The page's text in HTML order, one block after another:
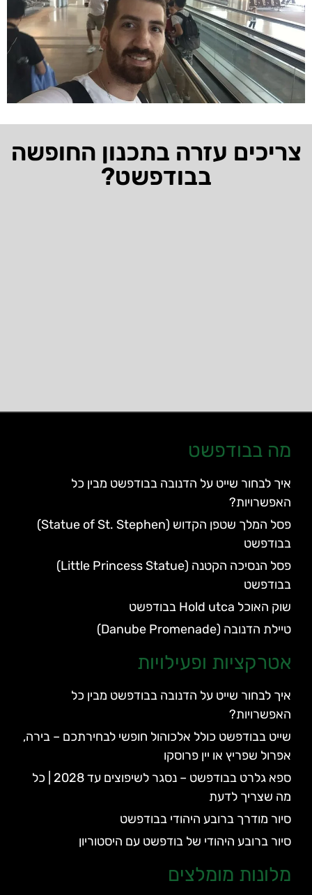
צריכים עזרה בתכנון החופשה
בבודפשט?
מה בבודפשט
איך לבחור שייט על הדנובה בבודפשט מבין כל
האפשרויות?
פסל המלך שטפן הקדוש (Statue of St. Stephen)
בבודפשט
פסל הנסיכה הקטנה (Little Princess Statue)
בבודפשט
שוק האוכל Hold utca בבודפשט
טיילת הדנובה (Danube Promenade)
אטרקציות ופעילויות
איך לבחור שייט על הדנובה בבודפשט מבין כל
האפשרויות?
שייט בבודפשט כולל אלכוהול חופשי לבחירתכם – בירה,
אפרול שפריץ או יין פרוסקו
ספא גלרט בבודפשט – נסגר לשיפוצים עד 2028 | כל
מה שצריך לדעת
סיור מודרך ברובע היהודי בבודפשט
סיור ברובע היהודי של בודפשט עם היסטוריון
מלונות מומלצים